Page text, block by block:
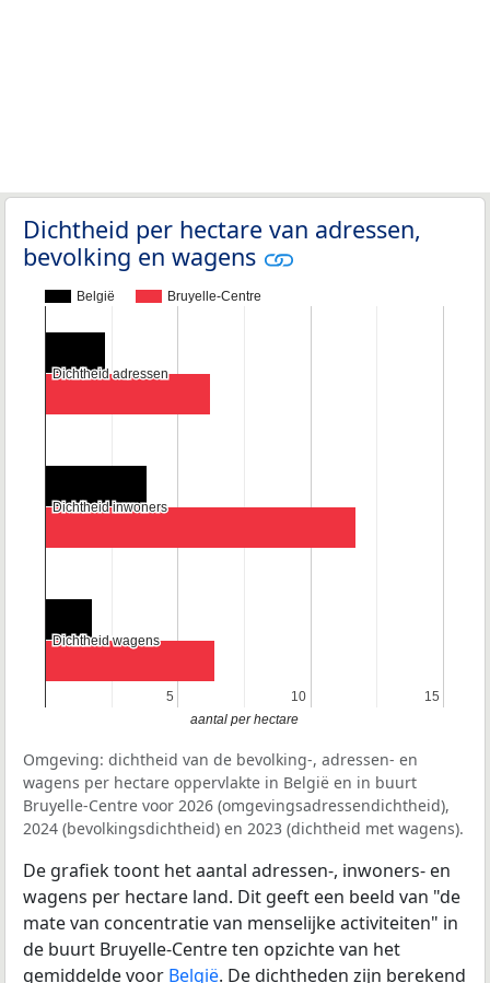
Dichtheid per hectare van adressen,
bevolking en wagens
België Bruyelle-Centre
5
5 10
10 15
15
Dichtheid adressen
Dichtheid adressen
Dichtheid inwoners
Dichtheid inwoners
Dichtheid wagens
Dichtheid wagens
aantal per hectare
Omgeving: dichtheid van de bevolking-, adressen- en
wagens per hectare oppervlakte in België en in buurt
Bruyelle-Centre voor 2026 (omgevingsadressendichtheid),
2024 (bevolkingsdichtheid) en 2023 (dichtheid met wagens).
De grafiek toont het aantal adressen-, inwoners- en
wagens per hectare land. Dit geeft een beeld van "de
mate van concentratie van menselijke activiteiten" in
de buurt Bruyelle-Centre ten opzichte van het
gemiddelde voor België. De dichtheden zijn berekend